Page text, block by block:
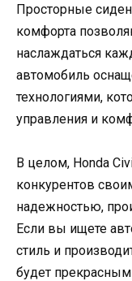
Просторные
комфорта
наслаждаться
автомобиль
технологиями,
управления и
В целом, Honda
конкурентов
надежностью,
Если вы ищете
стиль и
будет